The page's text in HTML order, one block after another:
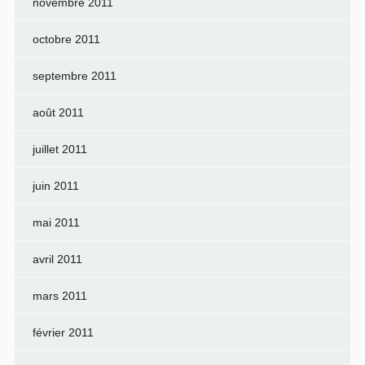
novembre 2011
octobre 2011
septembre 2011
août 2011
juillet 2011
juin 2011
mai 2011
avril 2011
mars 2011
février 2011